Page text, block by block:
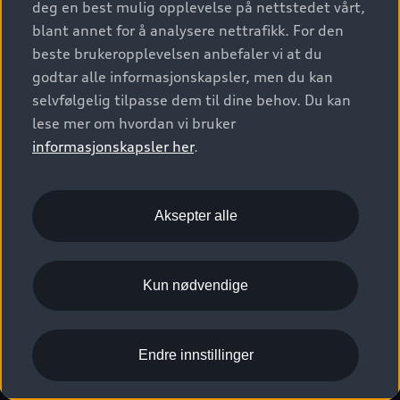
S/RS
Konseptbiler og prototyper
Prislister
Leasing
Bilgarantier
Audi Forsikring
Verkstedtjenester
Functions on demand
Kom i gang med myAudi
Kundeservice
Nyhetsbrev
Presse
Karriere
Bli sertifisert merkeverksted
Autoretur
Åpenhetsloven
© 2026 AUDI NORGE. All Rights Reserved.
Imprint Ansvarserklæring
Personvern
Informasjonskapsler (cookies)
Juridisk informasjon AUDI AG
deg en best mulig opplevelse på nettstedet vårt,
blant annet for å analysere nettrafikk. For den
beste brukeropplevelsen anbefaler vi at du
godtar alle informasjonskapsler, men du kan
selvfølgelig tilpasse dem til dine behov. Du kan
lese mer om hvordan vi bruker
informasjonskapsler her.
Aksepter alle
Kun nødvendige
Endre innstillinger